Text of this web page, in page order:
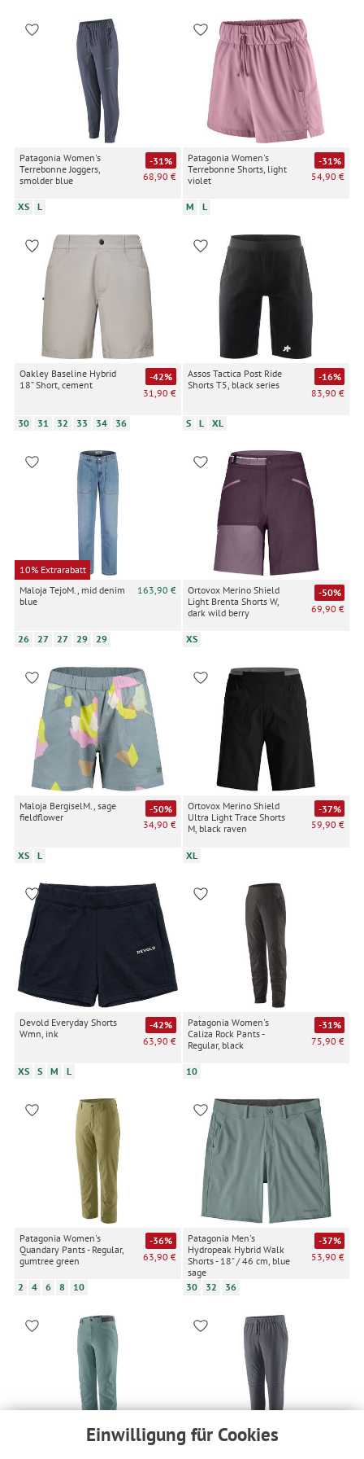
Einwilligung für Cookies
Patagonia Women's
Terrebonne Joggers,
smolder blue
-31%
68,90 €
XS L
Patagonia Women's
Terrebonne Shorts, light
violet
-31%
54,90 €
M L
Oakley Baseline Hybrid
18” Short, cement
-42%
31,90 €
30 31 32 33 34 36
Assos Tactica Post Ride
Shorts T5, black series
-16%
83,90 €
S L XL
10% Extrarabatt
Maloja TejoM., mid denim
blue
163,90 €
26 27 27 29 29
Ortovox Merino Shield
Light Brenta Shorts W,
dark wild berry
-50%
69,90 €
XS
Maloja BergiselM., sage
fieldflower
-50%
34,90 €
XS L
Ortovox Merino Shield
Ultra Light Trace Shorts
M, black raven
-37%
59,90 €
XL
Devold Everyday Shorts
Wmn, ink
-42%
63,90 €
XS S M L
Patagonia Women's
Caliza Rock Pants -
Regular, black
-31%
75,90 €
10
Patagonia Women's
Quandary Pants - Regular,
gumtree green
-36%
63,90 €
2 4 6 8 10
Patagonia Men's
Hydropeak Hybrid Walk
Shorts - 18" / 46 cm, blue
sage
-37%
53,90 €
30 32 36